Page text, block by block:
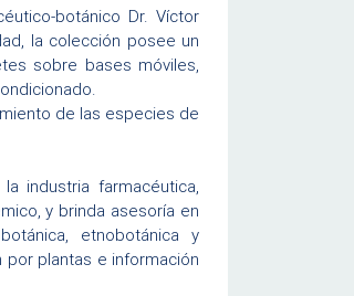
botánico Dr. Víctor
la colección posee un
sobre bases móviles,
de las especies de
industria farmacéutica,
y brinda asesoría en
etnobotánica y
por plantas e información